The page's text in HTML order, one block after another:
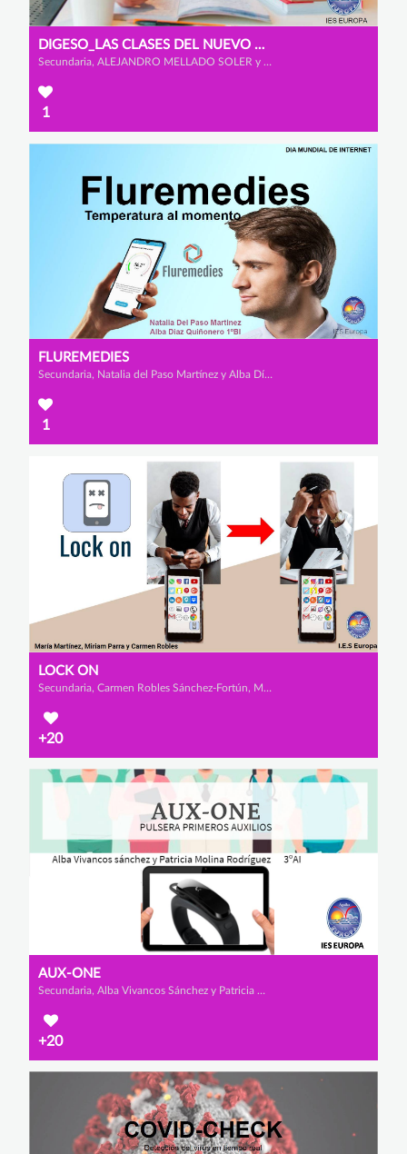
DIGESO_LAS CLASES DEL NUEVO MILENIO
Secundaria, ALEJANDRO MELLADO SOLER y SERGIO RABAL AYALA
1
FLUREMEDIES
Secundaria, Natalia del Paso Martínez y Alba Díaz Quiñonero
1
LOCK ON
Secundaria, Carmen Robles Sánchez-Fortún, Miriam Parra Sánchez y María Martínez López
+20
AUX-ONE
Secundaria, Alba Vivancos Sánchez y Patricia Molina Rodríguez
+20